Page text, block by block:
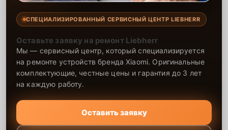
СПЕЦИАЛИЗИРОВАННЫЙ СЕРВИСНЫЙ ЦЕНТР LIEBHERR
Оставьте заявку на ремонт Liebherr
Мы — сервисный центр, который специализируется
на ремонте устройств бренда Xiaomi. Оригинальные
комплектующие, честные цены и гарантия до 3 лет
на каждую работу.
Оставить заявку